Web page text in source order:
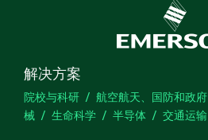
解决方案
院校与科研 航空航天、国防和政府
械
生命科学 半导体 交通运输